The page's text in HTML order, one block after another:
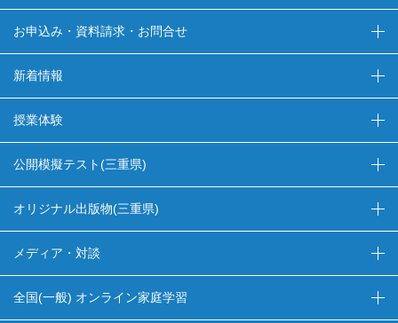
お申込み・資料請求 ・ お問合せ
新着情報
授業体験
公開模擬テスト(三重県)
オリジナル出版物(三重県)
メディア・対談
全国(一般) オンライン家庭学習